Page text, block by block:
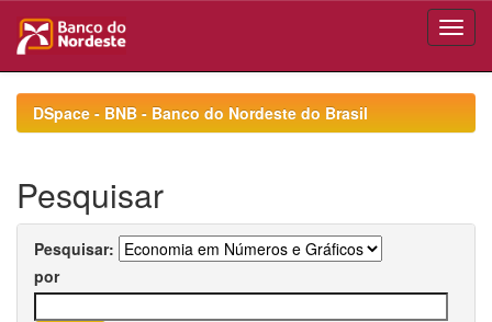
navigationDSpace - BNB - Banco do Nordeste do Brasil
Pesquisar
Pesquisar:
por